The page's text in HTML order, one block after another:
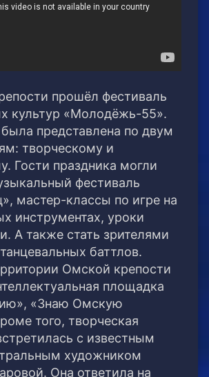
прошёл фестиваль
культур «Молодёжь-55».
представлена по двум
творческому и
Гости праздника могли
фестиваль
мастер-классы по игре на
инструментах, уроки
А также стать зрителями
баттлов.
Омской крепости
площадка
«Знаю Омскую
того, творческая
с известным
художником
Она ответила на